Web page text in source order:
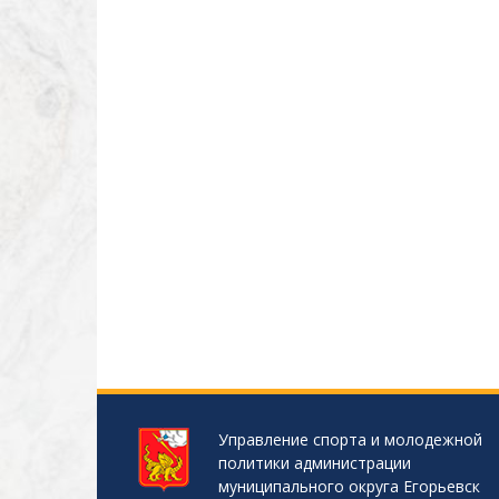
Управление спорта и молодежной
политики администрации
муниципального округа Егорьевск